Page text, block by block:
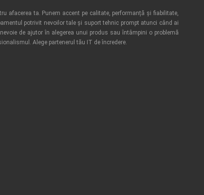
afacerea ta. Punem accent pe calitate, performanță și fiabilitate,
potrivit nevoilor tale și suport tehnic prompt atunci când ai
de ajutor în alegerea unui produs sau întâmpini o problemă
Alege partenerul tău IT de încredere.